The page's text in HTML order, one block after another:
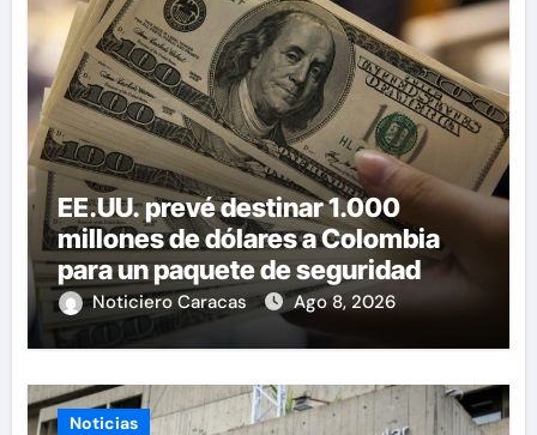
EE.UU. prevé destinar 1.000
millones de dólares a Colombia
para un paquete de seguridad
Noticiero Caracas Ago 8, 2026
Noticias